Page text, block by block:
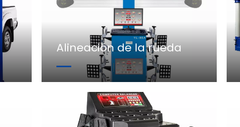
Alineación de la rueda